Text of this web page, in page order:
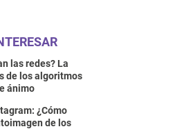
las redes? La
de los algoritmos
ánimo
¿Cómo
de los